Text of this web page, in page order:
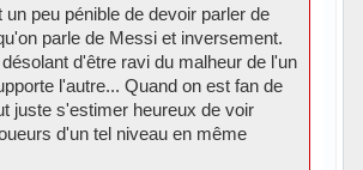
un peu pénible de devoir parler de
parle de Messi et inversement.
d'être ravi du malheur de l'un
l'autre... Quand on est fan de
juste s'estimer heureux de voir
d'un tel niveau en même